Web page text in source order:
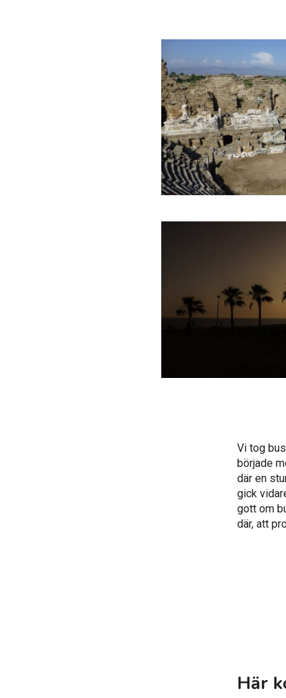
Vi tog
började
där en
gick
gott om
där, att
Här